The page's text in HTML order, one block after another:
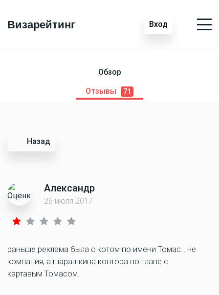
Визарейтинг Вход
Обзор
Отзывы 71
Назад
Александр
26 июля 2017
раньше реклама была с котом по имени Томас… не
компания, а шарашкина контора во главе с
картавым Томасом.